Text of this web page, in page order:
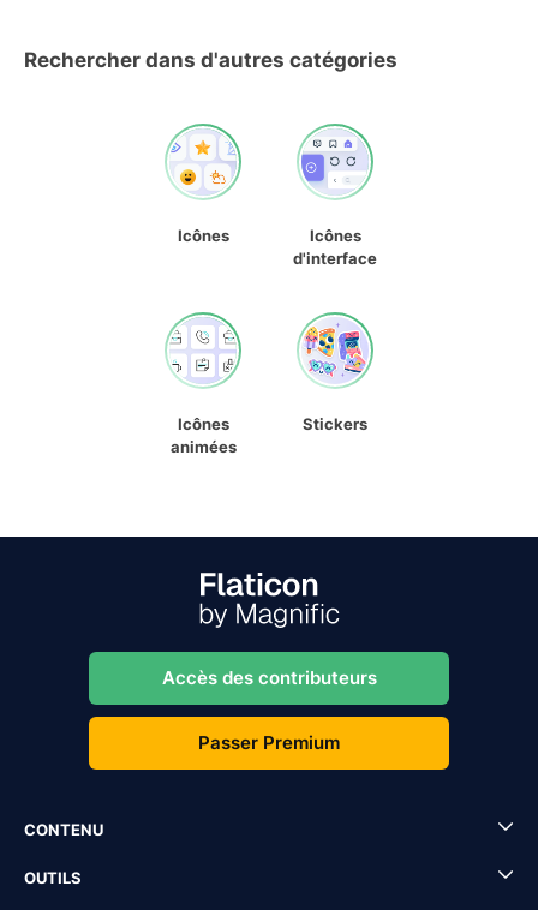
Rechercher dans d'autres catégories
Icônes
Icônes
d'interface
Icônes
animées
Stickers
Accès des contributeurs
Passer Premium
CONTENU
OUTILS